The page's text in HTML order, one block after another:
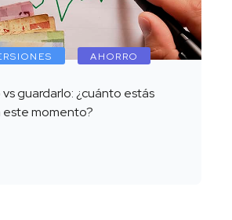
AHORRO
guardarlo: ¿cuánto estás
momento?